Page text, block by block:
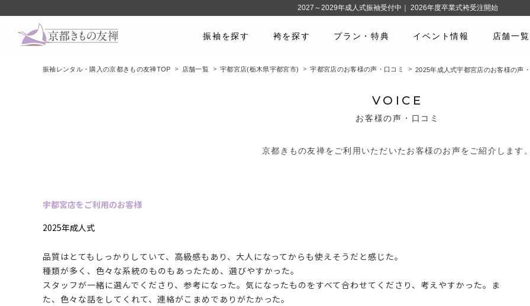
振袖を探す 袴を探す プラン・特典 イベント情報 店舗一覧
振袖レンタル・購入の京都きもの友禅TOP 店舗一覧 宇都宮店(栃木県宇都宮市) 宇都宮店のお客様の声・口コミ 2025年成人式宇都宮店のお客様の声
VOICE
お客様の声・口コミ
京都きもの友禅をご利用いただいたお客様のお声をご紹介します
宇都宮店をご利用のお客様
2025年成人式
品質はとてもしっかりしていて、高級感もあり、大人になってからも使えそうだと感じた。
種類が多く、色々な系統のものもあったため、選びやすかった。
スタッフが一緒に選んでくださり、参考になった。気になったものをすべて合わせてくださり、考えやすかった。ま
た、色々な話をしてくれて、連絡がこまめでありがたかった。
2027～2029年成人式振袖受付中｜ 2026年度卒業式袴受注開始